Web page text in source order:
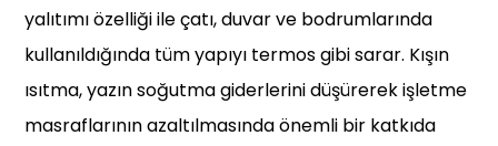
yalıtımı özelliği ile çatı, duvar ve bodrumlarında
kullanıldığında tüm yapıyı termos gibi sarar. Kışın
ısıtma, yazın soğutma giderlerini düşürerek işletme
masraflarının azaltılmasında önemli bir katkıda